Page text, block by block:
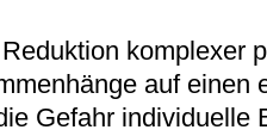
komplexer
auf einen
Gefahr individuelle